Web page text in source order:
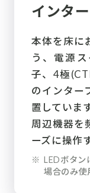
インタ
本体を床に
う、電源
子、4極
のインター
置しています
周辺機器を
ーズに操作
※ LEDボタン
場合のみ使